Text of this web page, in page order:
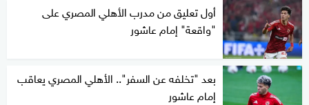
أول تعليق من مدرب الأهلي المصري على
"واقعة" إمام عاشور
بعد "تخلفه عن السفر".. الأهلي المصري يعاقب
إمام عاشور